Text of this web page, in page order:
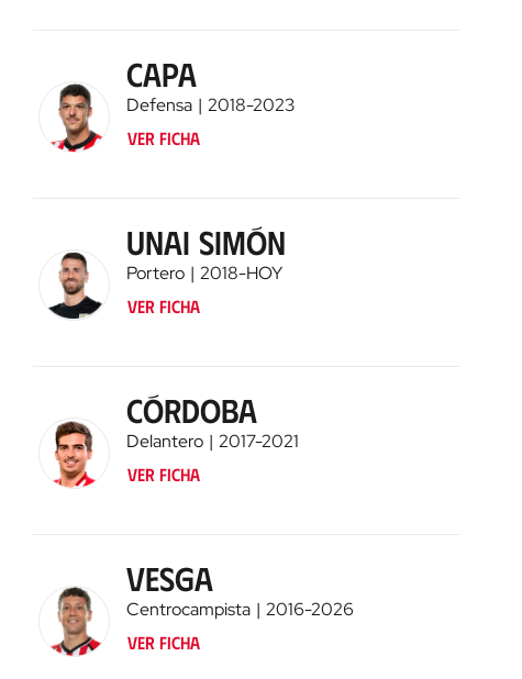
Capa
Defensa 2018-2023
Ver ficha
Unai Simón
Portero 2018-HOY
Ver ficha
Córdoba
Delantero 2017-2021
Ver ficha
Vesga
Centrocampista 2016-2026
Ver ficha